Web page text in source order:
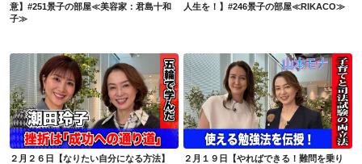
意】#251景子の部屋≪美容家：君島十和
子≫
人生を！】#246景子の部屋≪RIKACO≫
２月２６日【なりたい自分になる方法】#241景子の部屋≪潮田玲子≫
２月２６日【なりたい自分になる方法】
２月１９日【やればできる！難問を乗り越える三箇条伝授】#236景子の部屋≪山本モナ≫
２月１９日【やればできる！難問を乗り